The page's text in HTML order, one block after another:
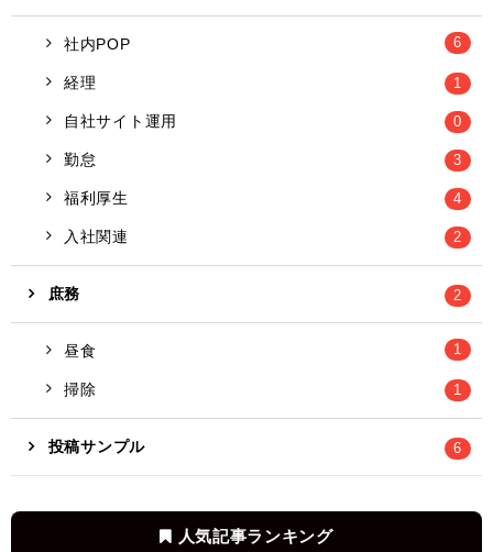
社内POP 6
経理 1
自社サイト運用 0
勤怠 3
福利厚生 4
入社関連 2
庶務 2
昼食 1
掃除 1
投稿サンプル 6
人気記事ランキング